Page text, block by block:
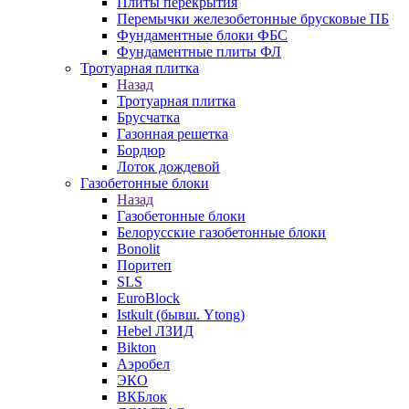
Перемычки железобетонные брусковые ПБ
Фундаментные блоки ФБС
Фундаментные плиты ФЛ
Тротуарная плитка
Назад
Тротуарная плитка
Брусчатка
Газонная решетка
Бордюр
Лоток дождевой
Газобетонные блоки
Назад
Газобетонные блоки
Белорусские газобетонные блоки
Bonolit
Поритеп
SLS
EuroBlock
Istkult (бывш. Ytong)
Hebel ЛЗИД
Bikton
Аэробел
ЭКО
ВКБлок